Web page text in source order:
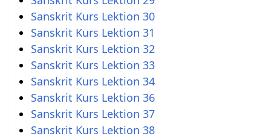
Sanskrit Kurs Lektion 30
Sanskrit Kurs Lektion 31
Sanskrit Kurs Lektion 32
Sanskrit Kurs Lektion 33
Sanskrit Kurs Lektion 34
Sanskrit Kurs Lektion 36
Sanskrit Kurs Lektion 37
Sanskrit Kurs Lektion 38